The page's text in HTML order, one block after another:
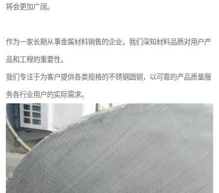
将会更加广阔。
作为一家长期从事金属材料销售的企业，我们深知材料品质对用户产
品和工程的重要性。
我们专注于为客户提供各类规格的不锈钢圆钢，以可靠的产品质量服
务各行业用户的实际需求。